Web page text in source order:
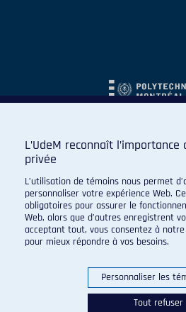
L’UdeM reconnaît
privée
L’utilisation de témoins nous permet
personnaliser votre expérience Web.
obligatoires pour assurer le
Web, alors que d’autres enregistrent
acceptant tout, vous consentez à
pour mieux répondre à vos besoins.
Personnaliser les
Tout refuser